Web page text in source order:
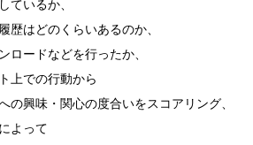
ているか、
歴はどのくらいあるのか、
ロードなどを行ったか、
上での行動から
の興味・関心の度合いをスコアリング、
よって